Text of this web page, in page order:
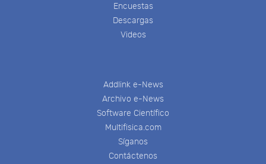
Encuestas
Descargas
Videos
Addlink e-News
Archivo e-News
Software Científico
Multifisica.com
Síganos
Contáctenos